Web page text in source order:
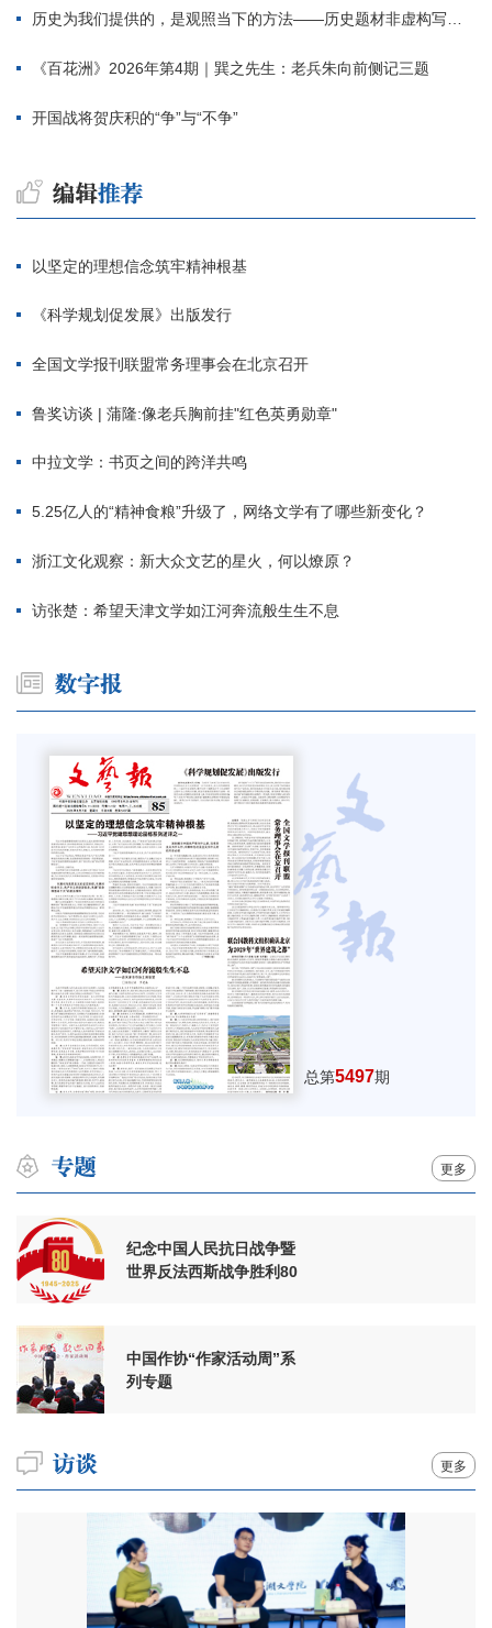
历史为我们提供的，是观照当下的方法——历史题材非虚构写作多人谈
《百花洲》2026年第4期｜巽之先生：老兵朱向前侧记三题
开国战将贺庆积的“争”与“不争”
以坚定的理想信念筑牢精神根基
《科学规划促发展》出版发行
全国文学报刊联盟常务理事会在北京召开
鲁奖访谈 | 蒲隆:像老兵胸前挂"红色英勇勋章"
中拉文学：书页之间的跨洋共鸣
5.25亿人的“精神食粮”升级了，网络文学有了哪些新变化？
浙江文化观察：新大众文艺的星火，何以燎原？
访张楚：希望天津文学如江河奔流般生生不息
总第5497期
更多
纪念中国人民抗日战争暨
世界反法西斯战争胜利80
中国作协“作家活动周”系
列专题
更多